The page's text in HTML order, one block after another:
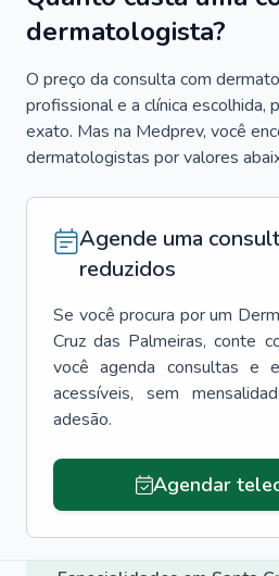
dermatologista?
O preço da consulta com
profissional e a clínica escolhida,
exato. Mas na Medprev, você
dermatologistas por valores
Agende uma
reduzidos
Se você procura por um
Cruz das Palmeiras, conte
você agenda consultas e
acessíveis, sem
adesão.
Agendar